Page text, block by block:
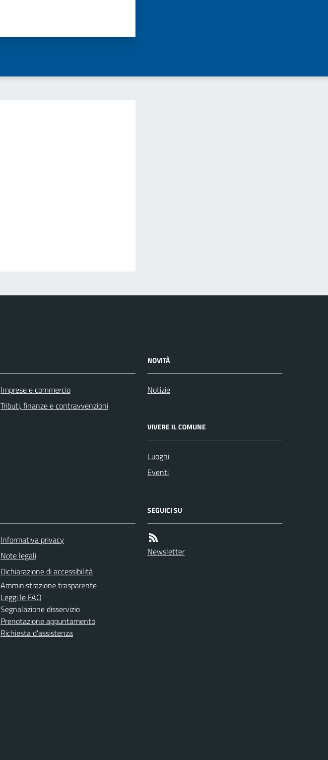
Imprese e commercio
Tributi, finanze e contravvenzioni
NOVITÀ
Notizie
VIVERE IL COMUNE
Luoghi
Eventi
Informativa privacy
Note legali
Dichiarazione di accessibilità
Amministrazione trasparente
Leggi le FAQ
Segnalazione disservizio
Prenotazione appuntamento
Richiesta d'assistenza
SEGUICI SU
Newsletter